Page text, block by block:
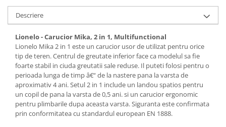
Descriere
Lionelo - Carucior Mika, 2 in 1, Multifunctional
Lionelo Mika 2 in 1 este un carucior usor de utilizat pentru orice
tip de teren. Centrul de greutate inferior face ca modelul sa fie
foarte stabil in ciuda greutatii sale reduse. Il puteti folosi pentru o
perioada lunga de timp â€“ de la nastere pana la varsta de
aproximativ 4 ani. Setul 2 in 1 include un landou spatios pentru
un copil de pana la varsta de 0,5 ani. si un carucior ergonomic
pentru plimbarile dupa aceasta varsta. Siguranta este confirmata
prin conformitatea cu standardul european EN 1888.